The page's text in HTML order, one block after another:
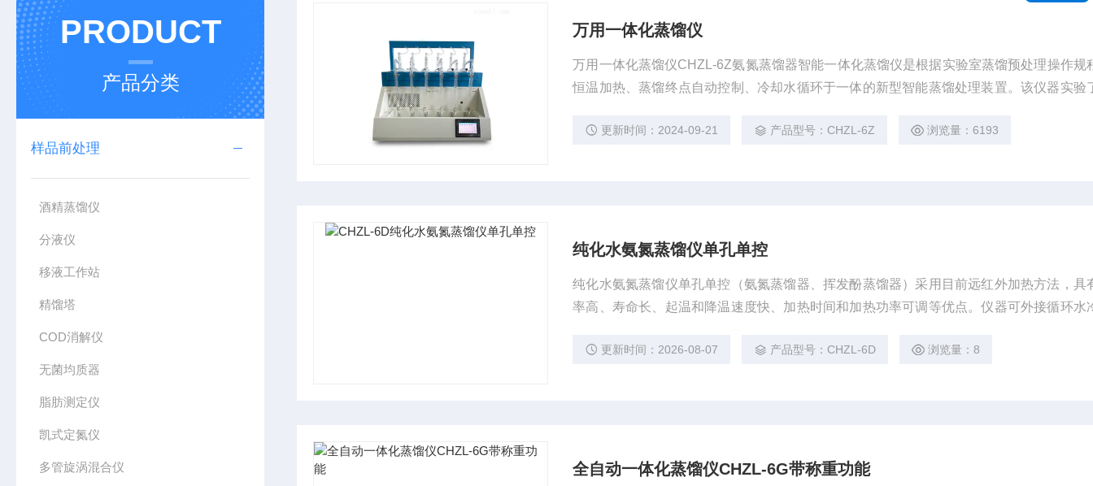
PRODUCT
产品分类
样品前处理
酒精蒸馏仪
分液仪
移液工作站
精馏塔
COD消解仪
无菌均质器
脂肪测定仪
凯式定氮仪
多管旋涡混合仪
万用一体化蒸馏仪
万用一体化蒸馏仪CHZL-6Z氨氮蒸馏器智能一体化蒸馏仪是根据实验室蒸馏预处理操作规
恒温加热、蒸馏终点自动控制、冷却水循环于一体的新型智能蒸馏处理装置。该仪器实验
认证实验室蒸馏回收率比对验证，结果准确，回收率达95%以上。该仪器可广泛适用于环
更新时间：2024-09-21 产品型号：CHZL-6Z 浏览量：6193
纯化水氨氮蒸馏仪单孔单控
纯化水氨氮蒸馏仪单孔单控（氨氮蒸馏器、挥发酚蒸馏器）采用目前远红外加热方法，具
率高、寿命长、起温和降温速度快、加热时间和加热功率可调等优点。仪器可外接循环水
蒸馏的样品分析的前处理过程中
更新时间：2026-08-07 产品型号：CHZL-6D 浏览量：8
全自动一体化蒸馏仪CHZL-6G带称重功能